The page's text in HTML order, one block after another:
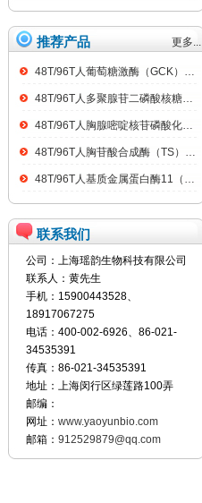
推荐产品 更多...
48T/96T人葡萄糖激酶（GCK）ELISA kit
48T/96T人多聚腺苷二磷酸核糖聚合酶（PARP）ELISA kit
48T/96T人胸腺嘧啶核苷磷酸化酶（TP）ELISA kit
48T/96T人胸苷酸合成酶（TS）ELISA kit
48T/96T人基质金属蛋白酶11（MMP11）ELISA kit
联系我们
公司：上海瑶韵生物科技有限公司
联系人：黄先生
手机：15900443528、
18917067275
电话：400-002-6926、86-021-
34535391
传真：86-021-34535391
地址：上海闵行区绿莲路100弄
邮编：
网址： www.yaoyunbio.com
邮箱： 912529879@qq.com